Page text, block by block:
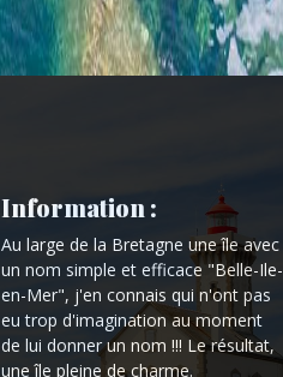
Information :
Au large de la Bretagne une île avec
un nom simple et efficace "Belle-Ile-
en-Mer", j'en connais qui n'ont pas
eu trop d'imagination au moment
de lui donner un nom !!! Le résultat,
une île pleine de charme.